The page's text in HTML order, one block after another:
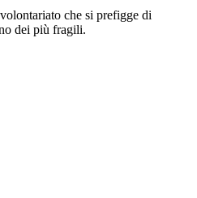
che si prefigge di
dei più fragili.